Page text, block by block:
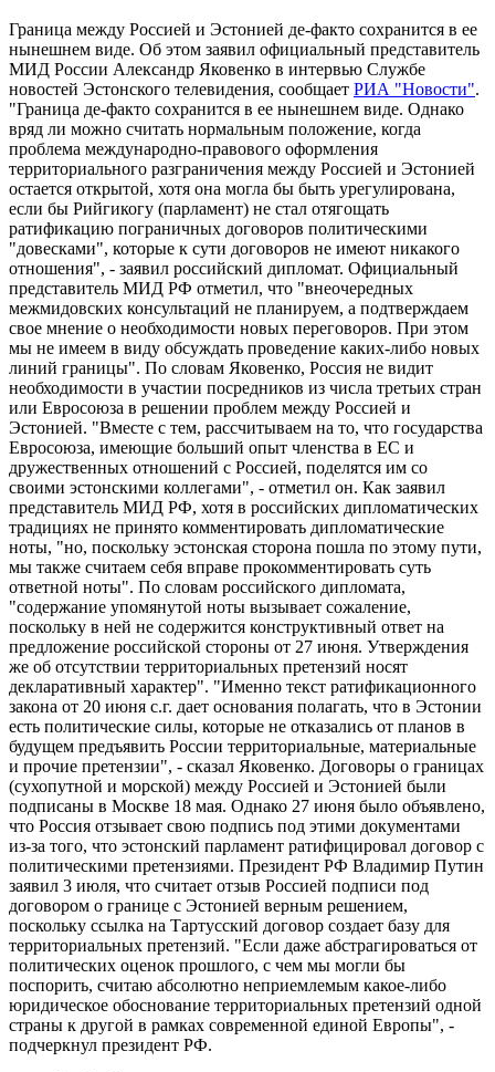
Граница между Россией и Эстонией де-факто сохранится в ее
нынешнем виде. Об этом заявил официальный представитель
МИД России Александр Яковенко в интервью Службе
новостей Эстонского телевидения, сообщает РИА "Новости".
"Граница де-факто сохранится в ее нынешнем виде. Однако
вряд ли можно считать нормальным положение, когда
проблема международно-правового оформления
территориального разграничения между Россией и Эстонией
остается открытой, хотя она могла бы быть урегулирована,
если бы Рийгикогу (парламент) не стал отягощать
ратификацию пограничных договоров политическими
"довесками", которые к сути договоров не имеют никакого
отношения", - заявил российский дипломат. Официальный
представитель МИД РФ отметил, что "внеочередных
межмидовских консультаций не планируем, а подтверждаем
свое мнение о необходимости новых переговоров. При этом
мы не имеем в виду обсуждать проведение каких-либо новых
линий границы". По словам Яковенко, Россия не видит
необходимости в участии посредников из числа третьих стран
или Евросоюза в решении проблем между Россией и
Эстонией. "Вместе с тем, рассчитываем на то, что государства
Евросоюза, имеющие больший опыт членства в ЕС и
дружественных отношений с Россией, поделятся им со
своими эстонскими коллегами", - отметил он. Как заявил
представитель МИД РФ, хотя в российских дипломатических
традициях не принято комментировать дипломатические
ноты, "но, поскольку эстонская сторона пошла по этому пути,
мы также считаем себя вправе прокомментировать суть
ответной ноты". По словам российского дипломата,
"содержание упомянутой ноты вызывает сожаление,
поскольку в ней не содержится конструктивный ответ на
предложение российской стороны от 27 июня. Утверждения
же об отсутствии территориальных претензий носят
декларативный характер". "Именно текст ратификационного
закона от 20 июня с.г. дает основания полагать, что в Эстонии
есть политические силы, которые не отказались от планов в
будущем предъявить России территориальные, материальные
и прочие претензии", - сказал Яковенко. Договоры о границах
(сухопутной и морской) между Россией и Эстонией были
подписаны в Москве 18 мая. Однако 27 июня было объявлено,
что Россия отзывает свою подпись под этими документами
из-за того, что эстонский парламент ратифицировал договор с
политическими претензиями. Президент РФ Владимир Путин
заявил 3 июля, что считает отзыв Россией подписи под
договором о границе с Эстонией верным решением,
поскольку ссылка на Тартусский договор создает базу для
территориальных претензий. "Если даже абстрагироваться от
политических оценок прошлого, с чем мы могли бы
поспорить, считаю абсолютно неприемлемым какое-либо
юридическое обоснование территориальных претензий одной
страны к другой в рамках современной единой Европы", -
подчеркнул президент РФ.